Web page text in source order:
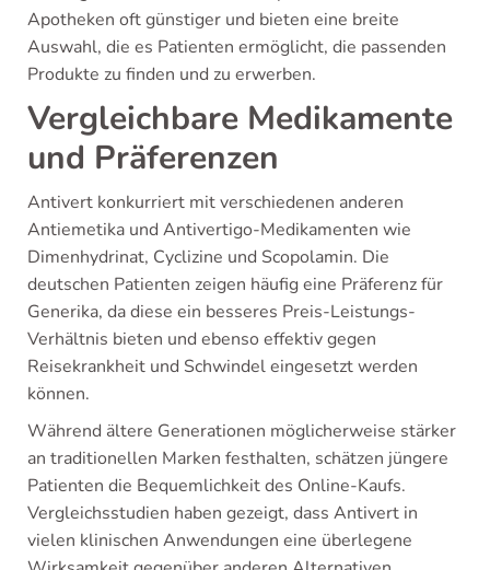
Apotheken oft günstiger und bieten eine breite
Auswahl, die es Patienten ermöglicht, die passenden
Produkte zu finden und zu erwerben.
Vergleichbare Medikamente
und Präferenzen
Antivert konkurriert mit verschiedenen anderen
Antiemetika und Antivertigo-Medikamenten wie
Dimenhydrinat, Cyclizine und Scopolamin. Die
deutschen Patienten zeigen häufig eine Präferenz für
Generika, da diese ein besseres Preis-Leistungs-
Verhältnis bieten und ebenso effektiv gegen
Reisekrankheit und Schwindel eingesetzt werden
können.
Während ältere Generationen möglicherweise stärker
an traditionellen Marken festhalten, schätzen jüngere
Patienten die Bequemlichkeit des Online-Kaufs.
Vergleichsstudien haben gezeigt, dass Antivert in
vielen klinischen Anwendungen eine überlegene